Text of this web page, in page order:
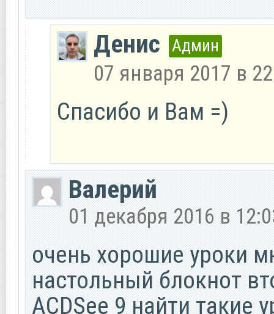
Денис Админ
07 января 2017 в
Спасибо и Вам =)
Валерий
01 декабря 2016 в
очень хорошие уроки
настольный блокнот
ACDSee 9 найти такие